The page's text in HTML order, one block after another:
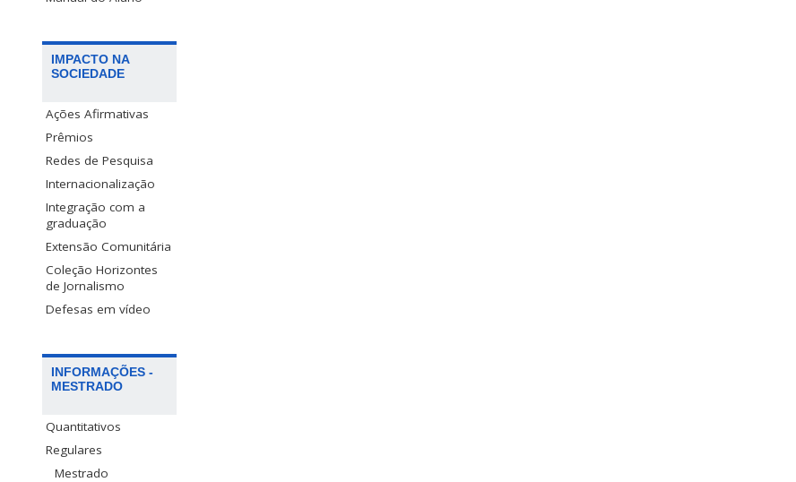
IMPACTO NA
SOCIEDADE
Ações Afirmativas
Prêmios
Redes de Pesquisa
Internacionalização
Integração com a
graduação
Extensão Comunitária
Coleção Horizontes
de Jornalismo
Defesas em vídeo
INFORMAÇÕES -
MESTRADO
Quantitativos
Regulares
Mestrado